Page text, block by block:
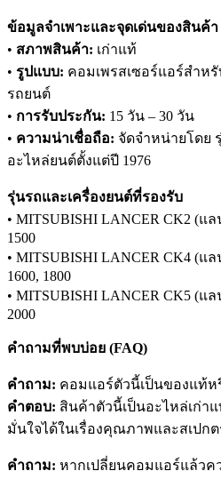
ข้อมูลจำเพาะและจุดเด่นของสินค้า
• สภาพสินค้า: เก่าแท้
• รูปแบบ: คอมเพรสเซอร์แอร์สำห
รถยนต์
• การรับประกัน: 15 วัน – 30 วัน
• ความน่าเชื่อถือ: จัดจำหน่ายโดย
อะไหล่ยนต์ตั้งแต่ปี 1976
รุ่นรถและเครื่องยนต์ที่รองรับ
• MITSUBISHI LANCER CK2 (แ
1500
• MITSUBISHI LANCER CK4 (แ
1600, 1800
• MITSUBISHI LANCER CK5 (แ
2000
คำถามที่พบบ่อย (FAQ)
คำถาม: คอมแอร์ตัวนี้เป็นของแท้ห
คำตอบ: สินค้าตัวนี้เป็นอะไหล่เก่า
มั่นใจได้ในเรื่องคุณภาพและสเปก
คำถาม: หากเปลี่ยนคอมแอร์แล้วค